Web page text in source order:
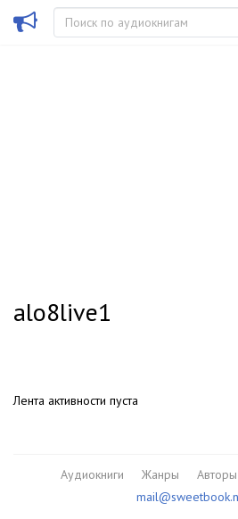
alo8live1
Лента активности пуста
Аудиокниги Жанры Авторы